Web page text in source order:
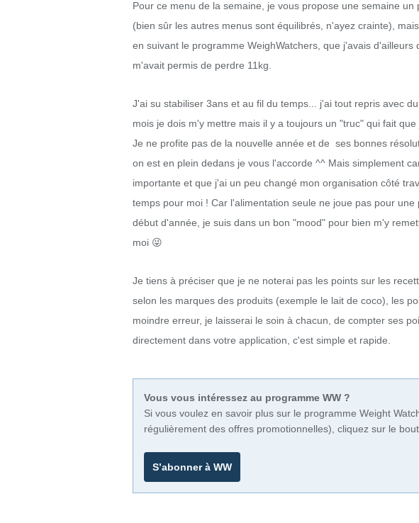
Pour ce menu de la semaine, je vous propose une semaine
(bien sûr les autres menus sont équilibrés, n'ayez crainte),
en suivant le programme WeighWatchers, que j'avais
m'avait permis de perdre 11kg.
J'ai su stabiliser 3ans et au fil du temps... j'ai tout repris avec
mois je dois m'y mettre mais il y a toujours un "truc" qui fait que
Je ne profite pas de la nouvelle année et de ses bonnes
on est en plein dedans je vous l'accorde ^^ Mais simplement
importante et que j'ai un peu changé mon organisation côté
temps pour moi ! Car l'alimentation seule ne joue pas pour
début d'année, je suis dans un bon "mood" pour bien m'y
moi 😜
Je tiens à préciser que je ne noterai pas les points sur les
selon les marques des produits (exemple le lait de coco), les
moindre erreur, je laisserai le soin à chacun, de compter ses
directement dans votre application, c'est simple et rapide.
Vous vous intéressez au programme WW ?
Si vous voulez en savoir plus sur le programme Weight
régulièrement des offres promotionnelles), cliquez sur le
S’abonner à WW